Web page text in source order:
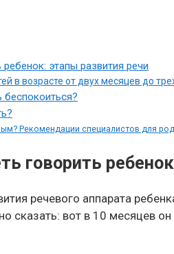
этапы развития речи
в возрасте от двух месяцев до
беспокоиться?
Рекомендации специалистов для
говорить
речевого аппарата
сказать: вот в 10 месяцев